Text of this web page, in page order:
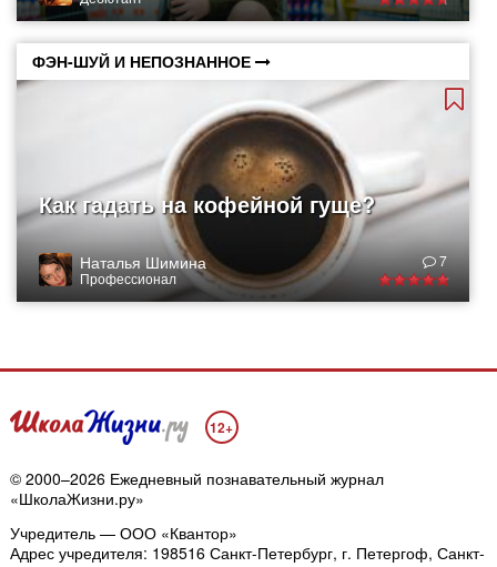
ФЭН-ШУЙ И НЕПОЗНАННОЕ
Как гадать на кофейной гуще?
Наталья Шимина
Профессионал
7
12+
© 2000–2026 Ежедневный познавательный журнал
«ШколаЖизни.ру»
Учредитель — ООО «Квантор»
Адрес учредителя: 198516 Санкт-Петербург, г. Петергоф, Санкт-